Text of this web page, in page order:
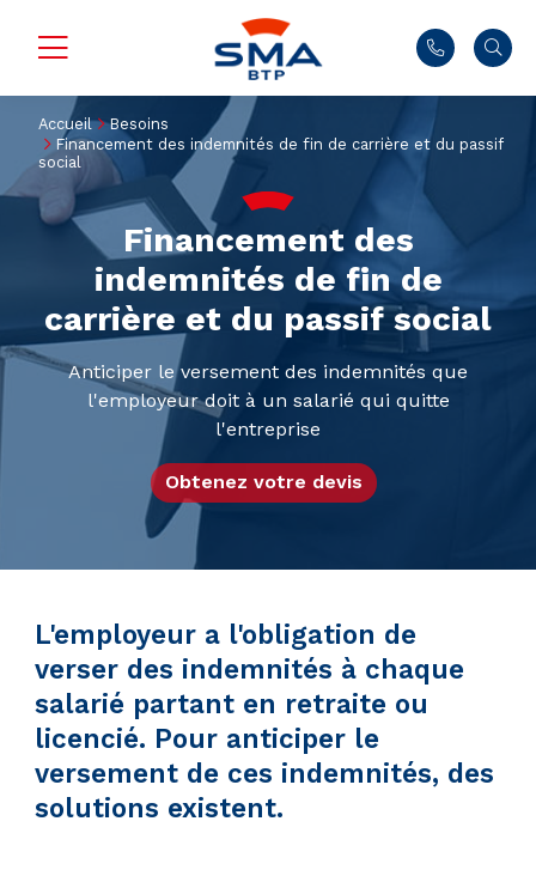
Accueil
Besoins
Financement des indemnités de fin de carrière et du passif
social
Financement des
indemnités de fin de
carrière et du passif social
Anticiper le versement des indemnités que
l'employeur doit à un salarié qui quitte
l'entreprise
Obtenez votre devis
L'employeur a l'obligation de
verser des indemnités à chaque
salarié partant en retraite ou
licencié. Pour anticiper le
versement de ces indemnités, des
solutions existent.